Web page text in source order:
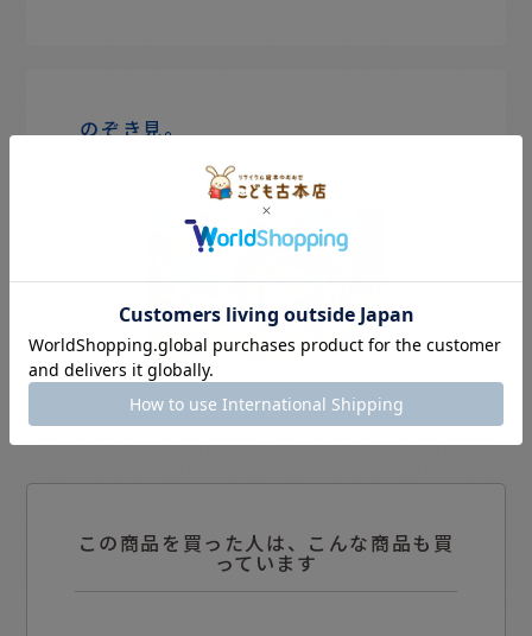
のぞき見。
この商品を買った人は、こんな商品も買
っています